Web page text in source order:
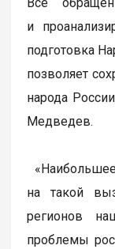
Все
и
подготовка
позволяет
народа
Медведев.
на такой
регионов
проблемы